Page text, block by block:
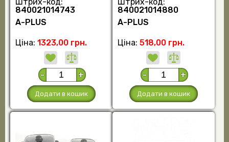
840021014743
А-PLUS
Ціна: 1323,00 грн.
- +
Додати в кошик
840021014880
А-PLUS
Ціна: 518,00 грн.
- +
Додати в кошик